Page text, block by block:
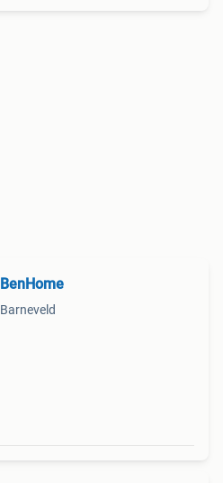
BenHome
Barneveld